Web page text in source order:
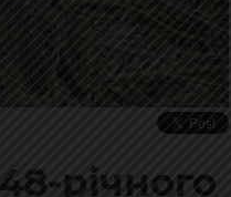
річного